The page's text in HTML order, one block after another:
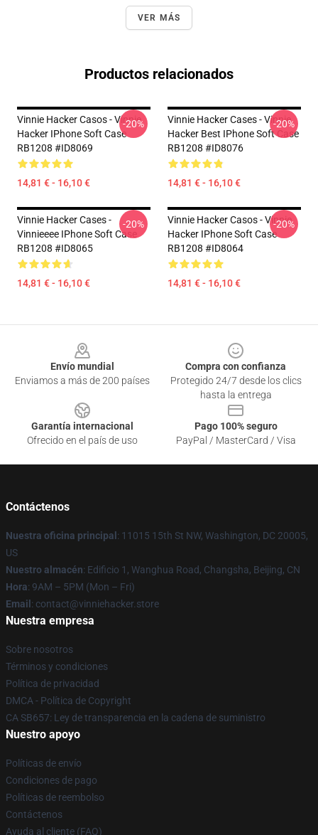
VER MÁS
Productos relacionados
Vinnie Hacker Casos - Vinnie
Hacker IPhone Soft Case
RB1208 #ID8069
14,81 € - 16,10 €
-20%
Vinnie Hacker Cases - Vinnie
Hacker Best IPhone Soft Case
RB1208 #ID8076
14,81 € - 16,10 €
-20%
Vinnie Hacker Cases -
Vinnieeee IPhone Soft Case
RB1208 #ID8065
14,81 € - 16,10 €
-20%
Vinnie Hacker Casos - Vinnie
Hacker IPhone Soft Case
RB1208 #ID8064
14,81 € - 16,10 €
-20%
Envío mundial
Enviamos a más de 200 países
Compra con confianza
Protegido 24/7 desde los clics
hasta la entrega
Garantía internacional
Ofrecido en el país de uso
Pago 100% seguro
PayPal / MasterCard / Visa
Contáctenos
Nuestra oficina principal : 11015 15th St NW, Washington, DC 20005,
US
Nuestro almacén: Edificio 1, Wanghua Road, Changsha, Beijing, CN
Hora: 9AM – 5PM (Mon – Fri)
Email : contact@vinniehacker.store
Nuestra empresa
Sobre nosotros
Términos y condiciones
Política de privacidad
DMCA - Política de Copyright
CA SB657: Ley de transparencia en la cadena de suministro
Nuestro apoyo
Políticas de envío
Condiciones de pago
Políticas de reembolso
Contáctenos
Ayuda al cliente (FAQ)